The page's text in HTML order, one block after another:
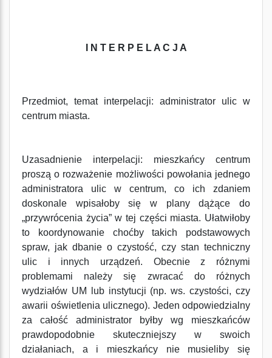
I N T E R P E L A C J A
Przedmiot, temat interpelacji: administrator ulic w
centrum miasta.
Uzasadnienie interpelacji: mieszkańcy centrum
proszą o rozważenie możliwości powołania jednego
administratora ulic w centrum, co ich zdaniem
doskonale wpisałoby się w plany dążące do
„przywrócenia życia” w tej części miasta. Ułatwiłoby
to koordynowanie choćby takich podstawowych
spraw, jak dbanie o czystość, czy stan techniczny
ulic i innych urządzeń. Obecnie z różnymi
problemami należy się zwracać do różnych
wydziałów UM lub instytucji (np. ws. czystości, czy
awarii oświetlenia ulicznego). Jeden odpowiedzialny
za całość administrator byłby wg mieszkańców
prawdopodobnie skuteczniejszy w swoich
działaniach, a i mieszkańcy nie musieliby się